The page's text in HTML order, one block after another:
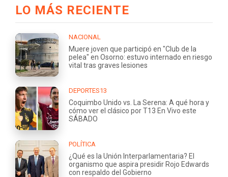
LO MÁS RECIENTE
NACIONAL
Muere joven que participó en "Club de la
pelea" en Osorno: estuvo internado en riesgo
vital tras graves lesiones
DEPORTES13
Coquimbo Unido vs. La Serena: A qué hora y
cómo ver el clásico por T13 En Vivo este
SÁBADO
POLÍTICA
¿Qué es la Unión Interparlamentaria? El
organismo que aspira presidir Rojo Edwards
con respaldo del Gobierno